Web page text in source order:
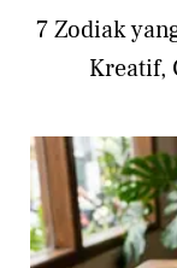
7 Zodiak
Kreatif,